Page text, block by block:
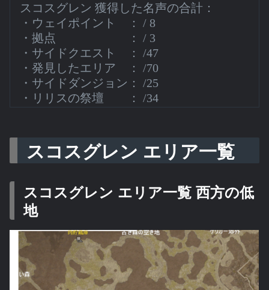
スコスグレン 獲得した名声の合計：
・ウェイポイント ： / 8
・拠点 ： / 3
・サイドクエスト ： /47
・発見したエリア ： /70
・サイドダンジョン： /25
・リリスの祭壇 ： /34
スコスグレン エリア一覧
スコスグレン エリア一覧 西方の低
地